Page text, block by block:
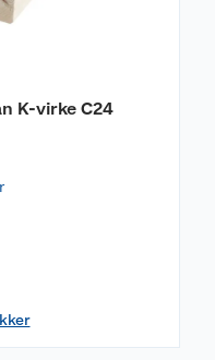
K-virke C24